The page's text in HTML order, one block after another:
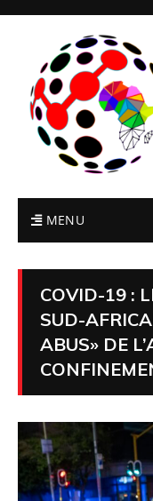
MENU
COVID-19 :
SUD-
ABUS» DE